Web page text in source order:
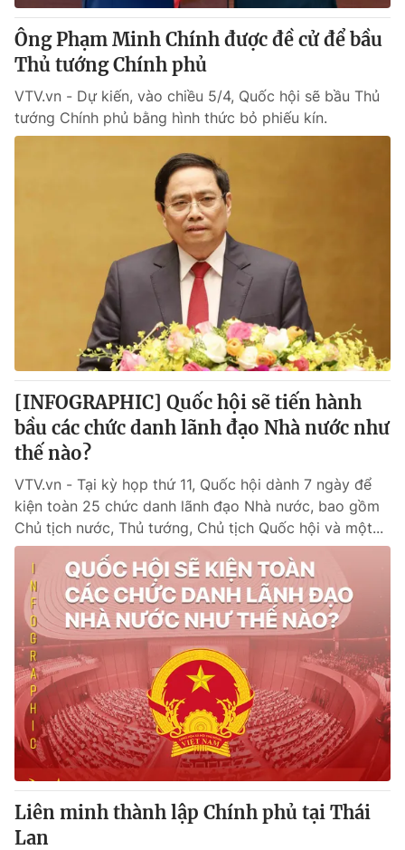
Ông Phạm Minh Chính được đề cử để bầu
Thủ tướng Chính phủ
VTV.vn - Dự kiến, vào chiều 5/4, Quốc hội sẽ bầu Thủ
tướng Chính phủ bằng hình thức bỏ phiếu kín.
[INFOGRAPHIC] Quốc hội sẽ tiến hành
bầu các chức danh lãnh đạo Nhà nước như
thế nào?
VTV.vn - Tại kỳ họp thứ 11, Quốc hội dành 7 ngày để
kiện toàn 25 chức danh lãnh đạo Nhà nước, bao gồm
Chủ tịch nước, Thủ tướng, Chủ tịch Quốc hội và một...
Liên minh thành lập Chính phủ tại Thái
Lan